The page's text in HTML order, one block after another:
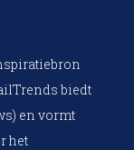
biedt
en vormt
het